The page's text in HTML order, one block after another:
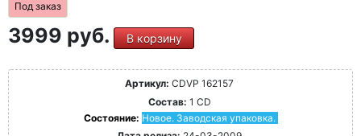
Под заказ
3999 руб. В корзину
Артикул: CDVP 162157
Состав: 1 CD
Состояние: Новое. Заводская упаковка.